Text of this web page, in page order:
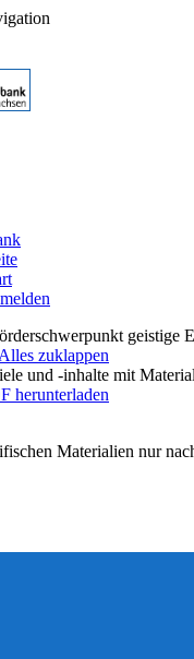
Alles zuklappen
und -inhalte mit
herunterladen
Materialien nur